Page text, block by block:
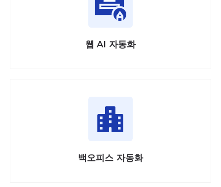
웹 AI 자동화
백오피스 자동화